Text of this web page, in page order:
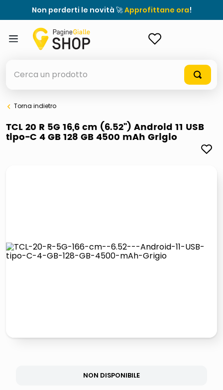
Non perderti le novità 🚀Approfittane ora!
elenchi telefonici
orologio parete
italia independent occhiali sole 0703 thin rotondo sun
pattumiera raccolta differenziata
Torna indietro
TCL 20 R 5G 16,6 cm (6.52") Android 11 USB
tipo-C 4 GB 128 GB 4500 mAh Grigio
NON DISPONIBILE